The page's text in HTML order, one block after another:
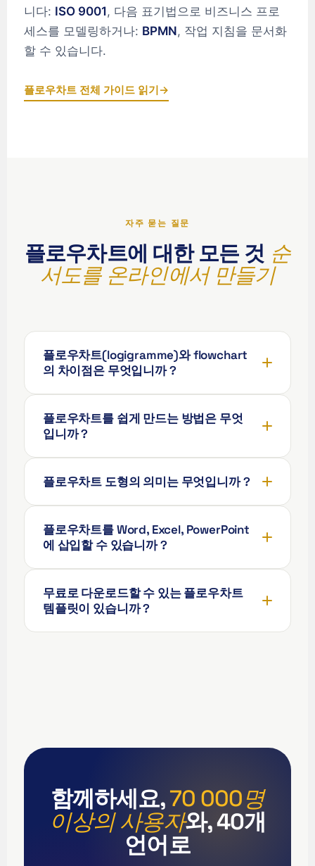
니다: ISO 9001, 다음 표기법으로 비즈니스 프로
세스를 모델링하거나: BPMN, 작업 지침을 문서화
할 수 있습니다.
플로우차트 전체 가이드 읽기→
자주 묻는 질문
플로우차트에 대한 모든 것 순
서도를 온라인에서 만들기
플로우차트(logigramme)와 flowchart
의 차이점은 무엇입니까 ?
플로우차트를 쉽게 만드는 방법은 무엇
입니까 ?
플로우차트 도형의 의미는 무엇입니까 ?
플로우차트를 Word, Excel, PowerPoint
에 삽입할 수 있습니까 ?
무료로 다운로드할 수 있는 플로우차트
템플릿이 있습니까 ?
함께하세요,70 000명
이상의 사용자와, 40개
언어로
Polski
Türkçe
Deutsch
Português do Brasil
Español de Argentina
Español de Colombia
Español de Chile
Deutsch (Österreich)
Deutsch (Schweiz)
繁體中文
العربية (السعودية)
Français de Belgique
Français (Suisse)
Te reo Māori